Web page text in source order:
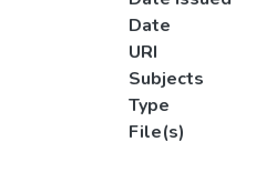
Date
URI
Subjects
Type
File(s)